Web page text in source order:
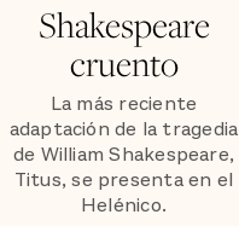
Shakespeare
cruento
La más reciente
adaptación de la tragedia
de William Shakespeare,
Titus, se presenta en el
Helénico.